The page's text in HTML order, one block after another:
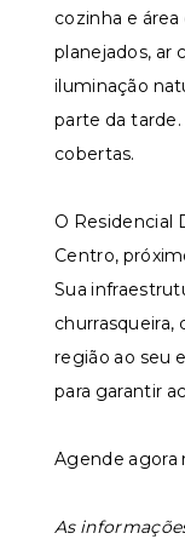
cozinha e
planejados, ar
iluminação
parte da
cobertas.
O Residencial
Centro,
Sua
churrasqueira,
região ao seu
para garantir
Agende agora
As